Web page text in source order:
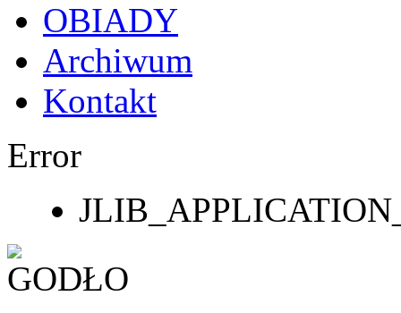
OBIADY
Archiwum
Kontakt
Error